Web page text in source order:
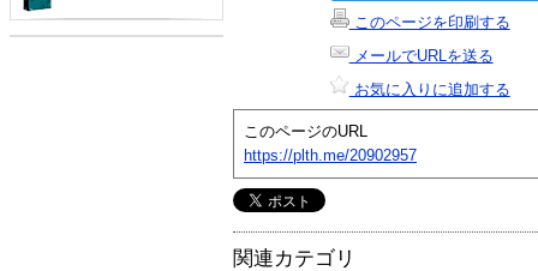
このページを印刷する
メールでURLを送る
お気に入りに追加する
このページのURL
https://plth.me/20902957
関連カテゴリ